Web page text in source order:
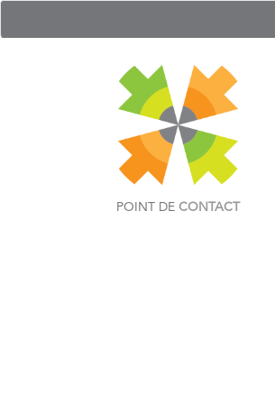
POINT DE CONTACT